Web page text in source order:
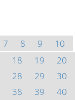
7 8 9
10
18 19
20
28 29
30
38 39
40